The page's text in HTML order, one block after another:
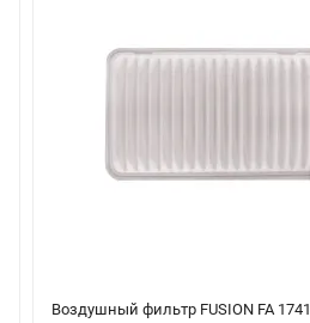
Воздушный фильтр FUSION FA 1741